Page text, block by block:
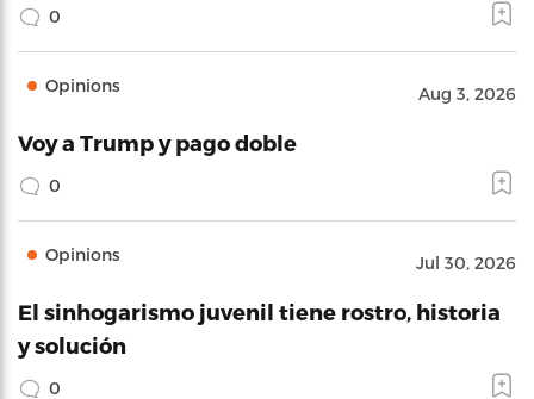
0
Opinions Aug 3, 2026
Voy a Trump y pago doble
0
Opinions Jul 30, 2026
El sinhogarismo juvenil tiene rostro, historia
y solución
0